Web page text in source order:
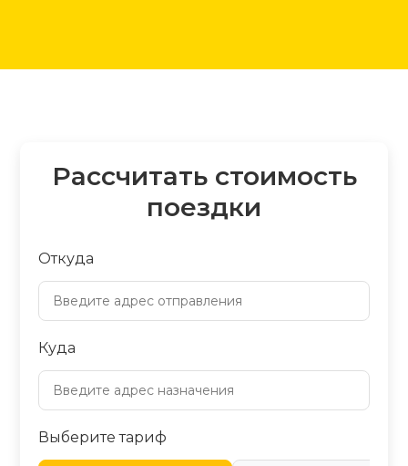
Рассчитать стоимость
поездки
Откуда
Куда
Выберите тариф